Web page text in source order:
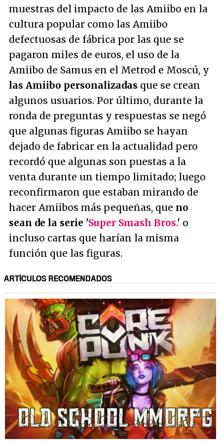
muestras del impacto de las Amiibo en la
cultura popular como las Amiibo
defectuosas de fábrica por las que se
pagaron miles de euros, el uso de la
Amiibo de Samus en el Metrod e Moscú, y
las Amiibo personalizadas que se crean
algunos usuarios. Por último, durante la
ronda de preguntas y respuestas se negó
que algunas figuras Amiibo se hayan
dejado de fabricar en la actualidad pero
recordó que algunas son puestas a la
venta durante un tiempo limitado; luego
reconfirmaron que estaban mirando de
hacer Amiibos más pequeñas, que no
sean de la serie 'Super Smash Bros.' o
incluso cartas que harían la misma
función que las figuras.
ARTÍCULOS RECOMENDADOS